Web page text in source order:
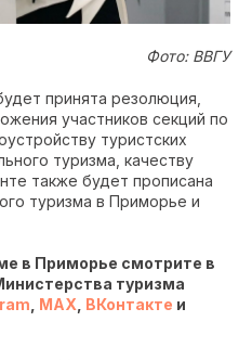
Фото: ВВГУ
принята резолюция,
участников секций по
туристских
туризма, качеству
также будет прописана
туризма в Приморье и
в Приморье смотрите в
туризма
MAX ВКонтакте и